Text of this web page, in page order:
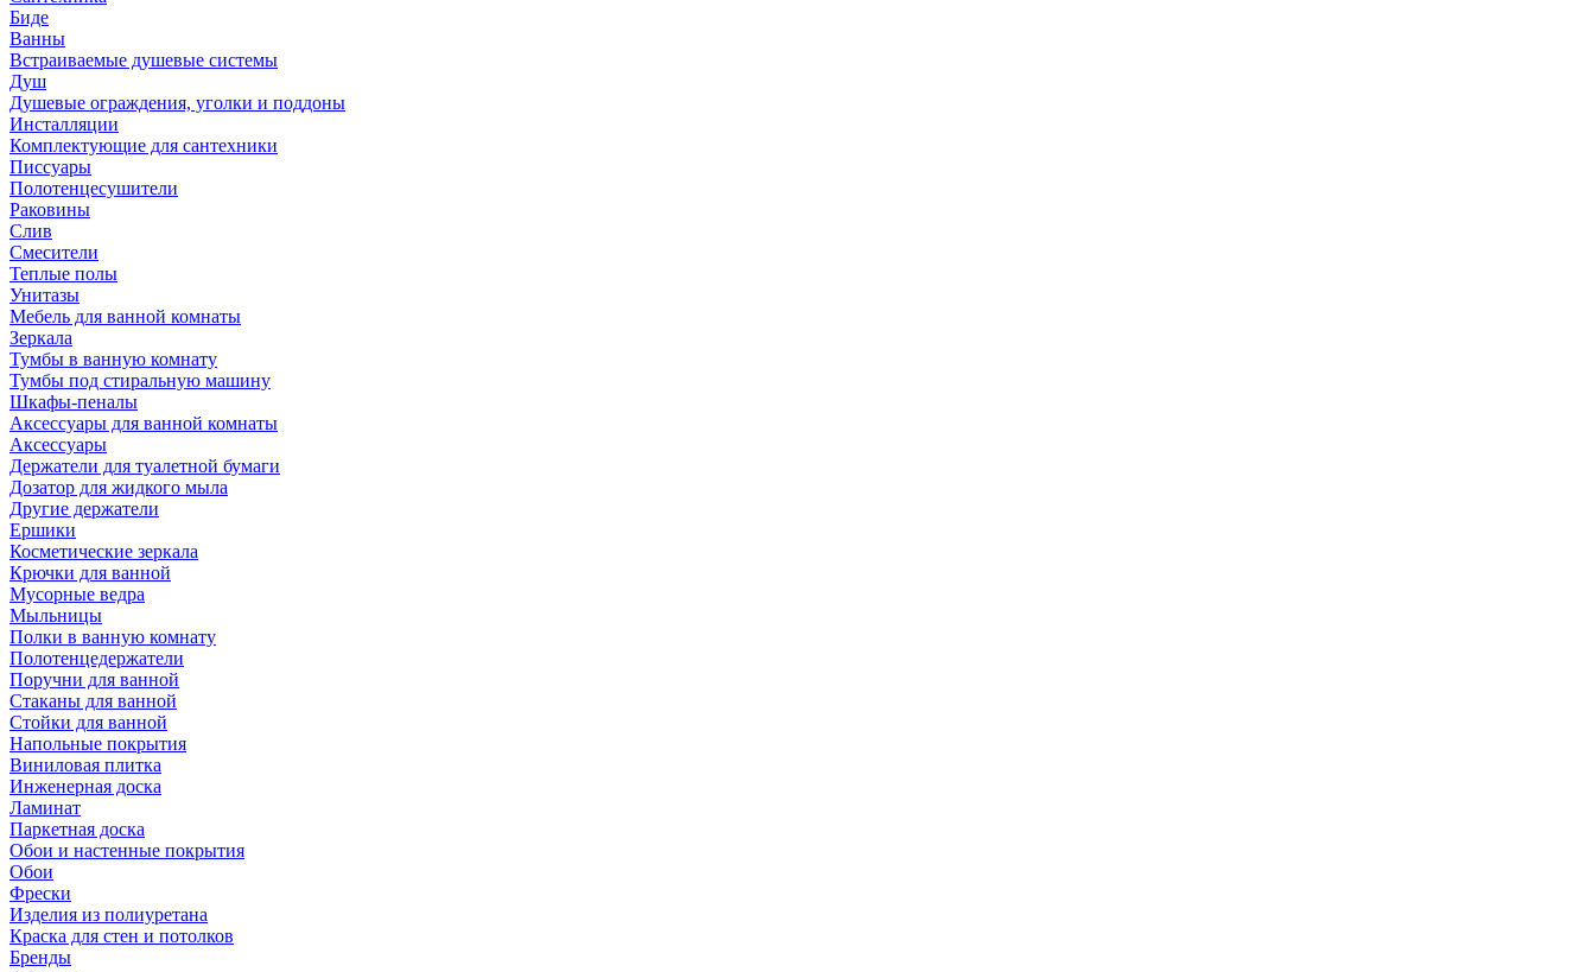
Биде
Ванны
Встраиваемые душевые системы
Душ
Душевые ограждения, уголки и поддоны
Инсталляции
Комплектующие для сантехники
Писсуары
Полотенцесушители
Раковины
Слив
Смесители
Теплые полы
Унитазы
Мебель для ванной комнаты
Зеркала
Тумбы в ванную комнату
Тумбы под стиральную машину
Шкафы-пеналы
Аксессуары для ванной комнаты
Аксессуары
Держатели для туалетной бумаги
Дозатор для жидкого мыла
Другие держатели
Ершики
Косметические зеркала
Крючки для ванной
Мусорные ведра
Мыльницы
Полки в ванную комнату
Полотенцедержатели
Поручни для ванной
Стаканы для ванной
Стойки для ванной
Напольные покрытия
Виниловая плитка
Инженерная доска
Ламинат
Паркетная доска
Обои и настенные покрытия
Обои
Фрески
Изделия из полиуретана
Краска для стен и потолков
Бренды